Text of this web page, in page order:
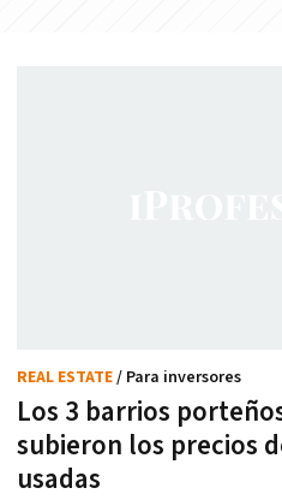
Los 3 barrios
subieron los precios
usadas
REAL ESTATE/ Para inversores